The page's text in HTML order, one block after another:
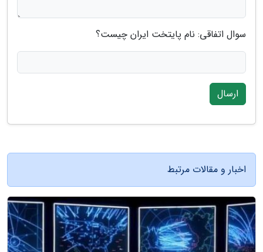
سوال اتفاقی: نام پایتخت ایران چیست؟
ارسال
اخبار و مقالات مرتبط